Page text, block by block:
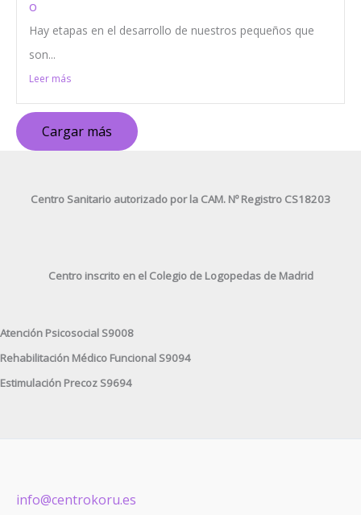
Hay etapas en el desarrollo de nuestros pequeños que
son...
Leer más
Cargar más
Centro Sanitario autorizado por la CAM. Nº Registro CS18203
Centro inscrito en el Colegio de Logopedas de Madrid
Atención Psicosocial S9008
Rehabilitación Médico Funcional S9094
Estimulación Precoz S9694
info@centrokoru.es